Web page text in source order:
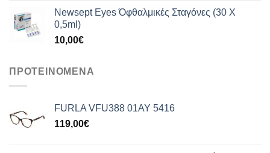
Newsept Eyes Όφθαλμικές Σταγόνες (30 Χ
0,5ml)
10,00€
ΠΡΟΤΕΙΝΟΜΕΝΑ
FURLA VFU388 01AY 5416
119,00€